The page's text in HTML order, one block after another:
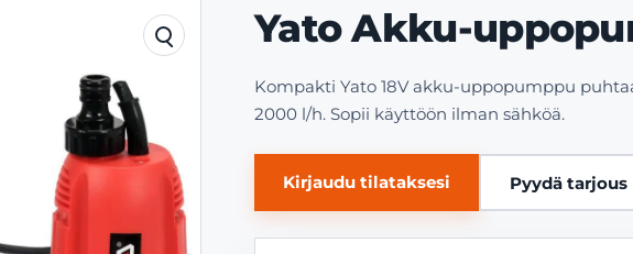
Yato Akku-
Kompakti Yato 18V akku-uppopumppu
2000 l/h. Sopii käyttöön ilman sähköä.
Kirjaudu tilataksesi Pyydä tarjous